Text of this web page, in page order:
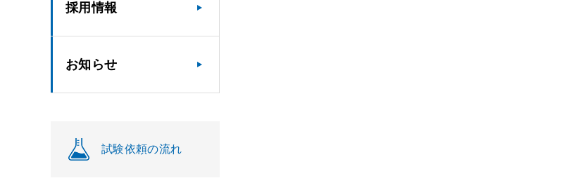
採用情報
お知らせ
試験依頼の流れ